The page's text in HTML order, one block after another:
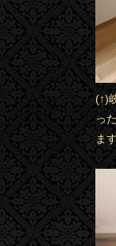
(↑)
っ
ま